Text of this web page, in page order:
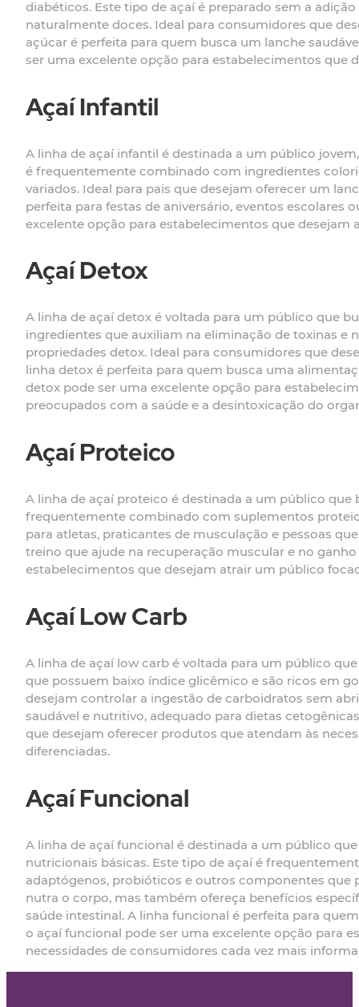
diabéticos. Este tipo de açaí é preparado sem a
naturalmente doces. Ideal para consumidores que
açúcar é perfeita para quem busca um lanche
ser uma excelente opção para estabelecimentos que
Açaí Infantil
A linha de açaí infantil é destinada a um público
é frequentemente combinado com ingredientes
variados. Ideal para pais que desejam oferecer um
perfeita para festas de aniversário, eventos
excelente opção para estabelecimentos que
Açaí Detox
A linha de açaí detox é voltada para um público que
ingredientes que auxiliam na eliminação de toxinas e
propriedades detox. Ideal para consumidores que
linha detox é perfeita para quem busca uma
detox pode ser uma excelente opção para
preocupados com a saúde e a desintoxicação do
Açaí Proteico
A linha de açaí proteico é destinada a um público
frequentemente combinado com suplementos
para atletas, praticantes de musculação e pessoas
treino que ajude na recuperação muscular e no
estabelecimentos que desejam atrair um público
Açaí Low Carb
A linha de açaí low carb é voltada para um público
que possuem baixo índice glicêmico e são ricos em
desejam controlar a ingestão de carboidratos sem
saudável e nutritivo, adequado para dietas
que desejam oferecer produtos que atendam às
diferenciadas.
Açaí Funcional
A linha de açaí funcional é destinada a um público
nutricionais básicas. Este tipo de açaí é
adaptógenos, probióticos e outros componentes que
nutra o corpo, mas também ofereça benefícios
saúde intestinal. A linha funcional é perfeita para
o açaí funcional pode ser uma excelente opção para
necessidades de consumidores cada vez mais